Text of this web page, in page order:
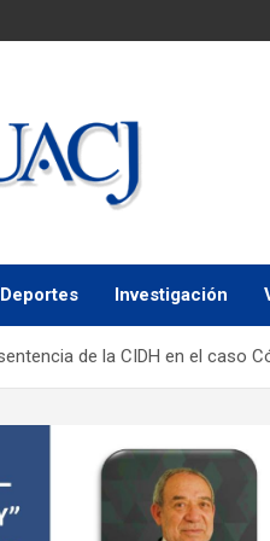
Deportes Investigación
de la CIDH en el caso